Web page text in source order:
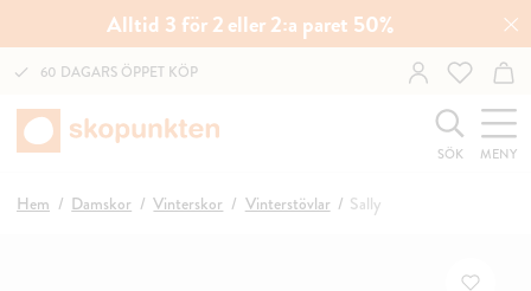
Alltid 3 för 2 eller 2:a paret 50%
60 DAGARS ÖPPET KÖP
SÖK MENY
Hem Damskor Vinterskor Vinterstövlar Sally